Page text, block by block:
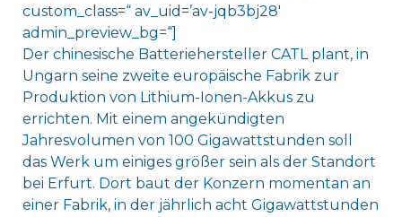
custom_class=“ av_uid=’av-jqb3bj28′
admin_preview_bg=“]
Der chinesische Batteriehersteller CATL plant, in
Ungarn seine zweite europäische Fabrik zur
Produktion von Lithium-Ionen-Akkus zu
errichten. Mit einem angekündigten
Jahresvolumen von 100 Gigawattstunden soll
das Werk um einiges größer sein als der Standort
bei Erfurt. Dort baut der Konzern momentan an
einer Fabrik, in der jährlich acht Gigawattstunden